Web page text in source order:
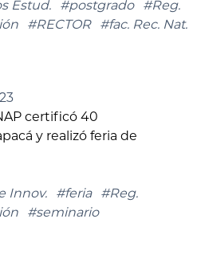
Estud. #postgrado
#Reg.
#RECTOR
#fac. Rec. Nat.
certificó 40
y realizó feria de
Innov. #feria
#Reg.
#seminario